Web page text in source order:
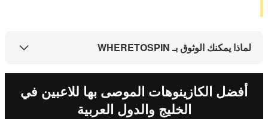
لماذا يمكنك الوثوق بـ WHERETOSPIN
أفضل الكازينوهات الموصى بها للاعبين في
الخليج والدول العربية